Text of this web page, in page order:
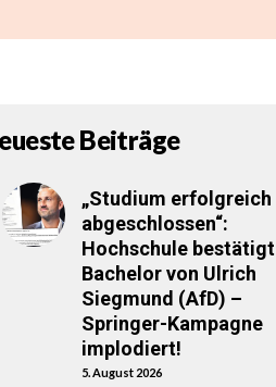
Beiträge
„Studium erfolgreich
abgeschlossen“:
Hochschule bestätigt
Bachelor von Ulrich
Siegmund (AfD) –
Springer-Kampagne
implodiert!
5. August 2026